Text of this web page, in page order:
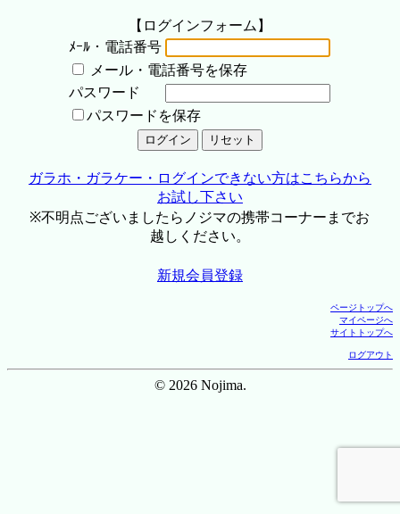
【ログインフォーム】
ﾒｰﾙ・電話番号
メール・電話番号を保存
パスワード
パスワードを保存
ガラホ・ガラケー・ログインできない方はこちらから
お試し下さい
※不明点ございましたらノジマの携帯コーナーまでお
越しください。
新規会員登録
ページトップへ
マイページへ
サイトトップへ
ログアウト
© 2026 Nojima.